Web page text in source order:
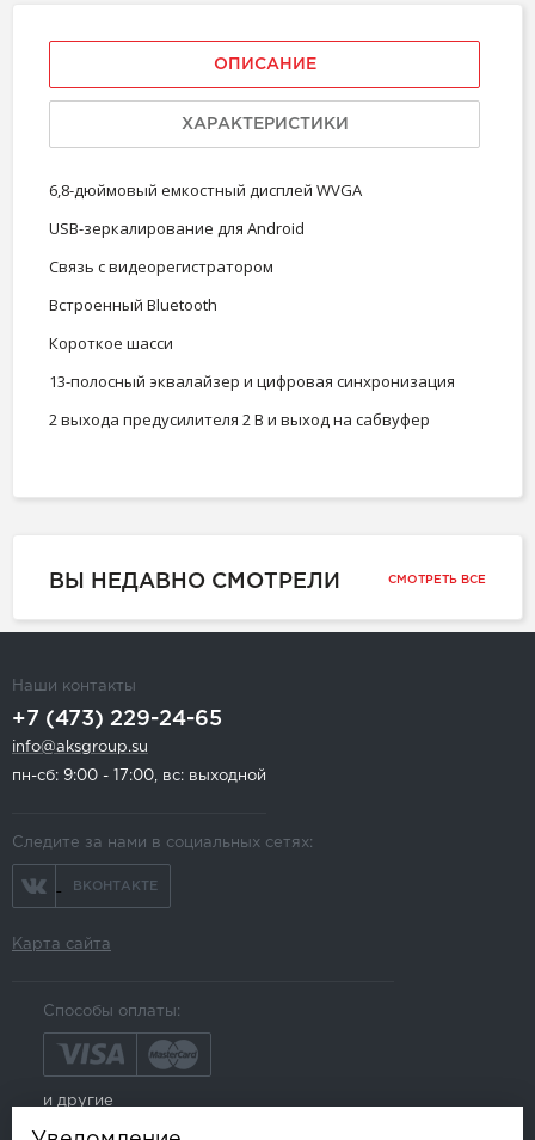
ОПИСАНИЕ
ХАРАКТЕРИСТИКИ
6,8-дюймовый емкостный дисплей WVGA
USB-зеркалирование для Android
Связь с видеорегистратором
Встроенный Bluetooth
Короткое шасси
13-полосный эквалайзер и цифровая синхронизация
2 выхода предусилителя 2 В и выход на сабвуфер
ВЫ НЕДАВНО СМОТРЕЛИ СМОТРЕТЬ ВСЕ
Наши контакты
+7 (473) 229-24-65
info@aksgroup.su
пн-сб: 9:00 - 17:00, вс: выходной
Следите за нами в социальных сетях:
ВКОНТАКТЕ
Карта сайта
Способы оплаты:
и другие